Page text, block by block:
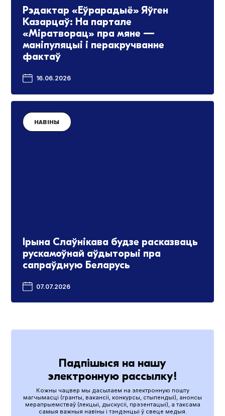
Рэдактар «Еўрарадыё» Яўген
Казарцаў: На партале
«Міратворац» пра мяне —
маніпуляцыі і перакручванне
фактаў
16.06.2026
НАВІНЫ
Ірына Слаўнікава будзе расказваць
рускамоўнай аўдыторыі пра
сапраўдную Беларусь
07.07.2026
Падпішыся на нашу
электронную рассылку!
Кожны чацвер мы дасылаем на электронную пошту
магчымасці (гранты, вакансіі, конкурсы, стыпендыі), анонсы
мерапрыемстваў (лекцыі, дыскусіі, прэзентацыі), а таксама
самыя важныя навіны і тэндэнцыі ў свеце медыя.